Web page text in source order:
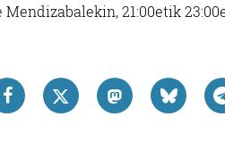
21:00etik